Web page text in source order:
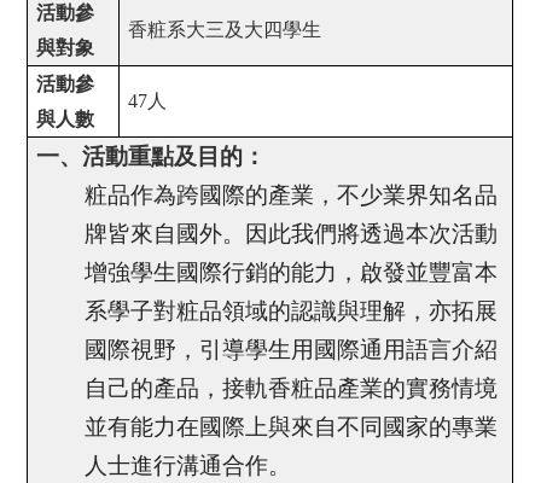
活動參
與對象
香粧系大三及大四學生
活動參
與人數
47 人
一、活動重點及目的：
粧品作為跨國際的產業，不少業界知名品
牌皆來自國外。因此我們將透過本次活動
增強學生國際行銷的能力，啟發並豐富本
系學子對粧品領域的認識與理解，亦拓展
國際視野，引導學生用國際通用語言介紹
自己的產品，接軌香粧品產業的實務情境
並有能力在國際上與來自不同國家的專業
人士進行溝通合作。